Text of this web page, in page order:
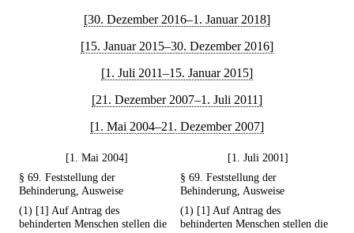
[30. Dezember 2016–1. Januar 2018]
[15. Januar 2015–30. Dezember 2016]
[1. Juli 2011–15. Januar 2015]
[21. Dezember 2007–1. Juli 2011]
[1. Mai 2004–21. Dezember 2007]
[1. Mai 2004]
[1. Juli 2001]
§ 69. Feststellung der
Behinderung, Ausweise
§ 69. Feststellung der
Behinderung, Ausweise
(1) [1] Auf Antrag des
behinderten Menschen stellen die
(1) [1] Auf Antrag des
behinderten Menschen stellen die